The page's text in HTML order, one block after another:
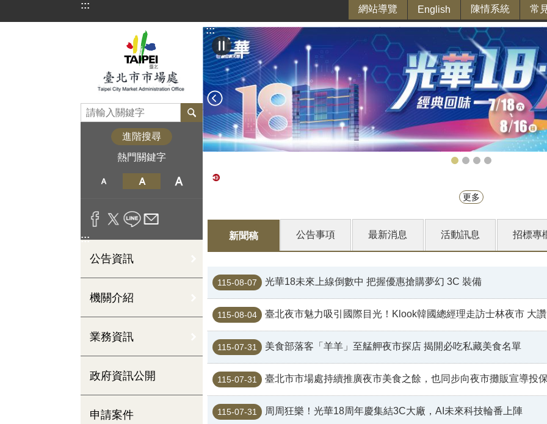
跳到主要內容區塊
::: 網站導覽 English 陳情系統 常
進階搜尋
熱門關鍵字
:::
公告資訊
機關介紹
業務資訊
政府資訊公開
申請案件
:::
更多
新聞稿 公告事項 最新消息 活動訊息 招標專
115-08-07 光華18未來上線倒數中 把握優惠搶購夢幻 3C 裝備
115-08-04 臺北夜市魅力吸引國際目光！Klook韓國總經理走訪士林夜市 大讚夜市是認識台灣最好的起點
115-07-31 美食部落客「羊羊」至艋舺夜市探店 揭開必吃私藏美食名單
115-07-31 臺北市市場處持續推廣夜市美食之餘，也同步向夜市攤販宣導投保產品責任險，讓民眾買的安心吃的放
115-07-31 周周狂樂！光華18周年慶集結3C大廠，AI未來科技輪番上陣